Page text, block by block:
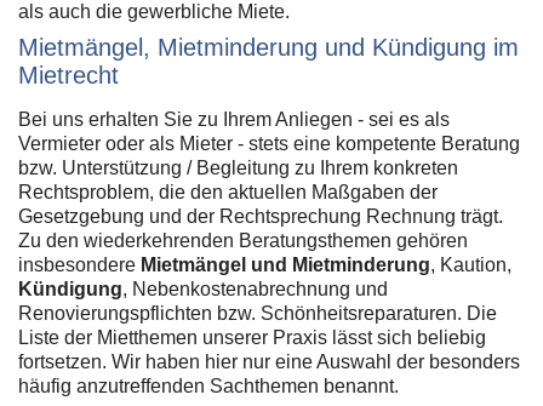
als auch die gewerbliche Miete.
Mietmängel, Mietminderung und Kündigung im
Mietrecht
Bei uns erhalten Sie zu Ihrem Anliegen - sei es als
Vermieter oder als Mieter - stets eine kompetente Beratung
bzw. Unterstützung / Begleitung zu Ihrem konkreten
Rechtsproblem, die den aktuellen Maßgaben der
Gesetzgebung und der Rechtsprechung Rechnung trägt.
Zu den wiederkehrenden Beratungsthemen gehören
insbesondere Mietmängel und Mietminderung, Kaution,
Kündigung, Nebenkostenabrechnung und
Renovierungspflichten bzw. Schönheitsreparaturen. Die
Liste der Mietthemen unserer Praxis lässt sich beliebig
fortsetzen. Wir haben hier nur eine Auswahl der besonders
häufig anzutreffenden Sachthemen benannt.